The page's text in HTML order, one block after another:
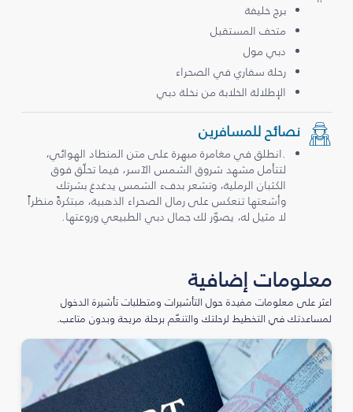
برج خليفة
متحف المستقبل
دبي مول
رحلة سفاري في الصحراء
الإطلالة الخلابة من نخلة دبي
نصائح للمسافرين
.انطلق في مغامرة مبهرة على متن المنطاد الهوائي،
لتتأمل مشهد شروق الشمس الآسر، فيما تحلّق فوق
الكثبان الرملية، وتشعر بدفء الشمس يدغدغ بشرتك
وأشعتها تنعكس على رمال الصحراء الذهبية، مبتكرةً منظراً
لا مثيل له، يصوّر لك جمال دبي الطبيعي وروعتها.
معلومات إضافية
اعثر على معلومات مفيدة حول التأشيرات ومتطلبات تأشيرة الدخول
لمساعدتك في التخطيط لرحلتك والتنعّم برحلة مريحة وبدون متاعب.